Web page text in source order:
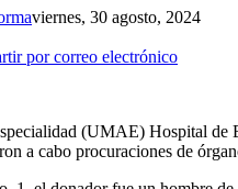
viernes, 30 agosto, 2024
por correo electrónico
(UMAE) Hospital
a cabo procuraciones de